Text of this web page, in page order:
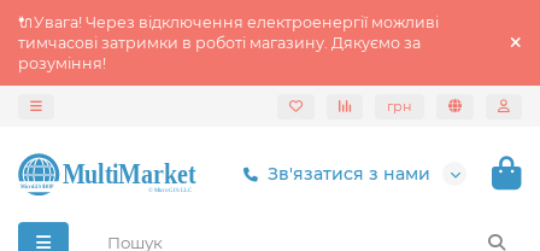
🔌Увага! Через відключення електроенергії можливі
тимчасові затримки в роботі магазину. Дякуємо за
розуміння!
грн
Зв'язатися з нами